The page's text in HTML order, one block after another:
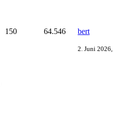
150 64.546 bert
2. Juni